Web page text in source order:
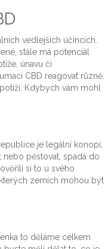
vedlejších účincích.
stále má potenciál
únavu či
CBD reagovat různě.
Kdybych vám mohl
je legální konopí,
nebo pěstovat, spadá do
si to u svého
zemích mohou být
to děláme celkem